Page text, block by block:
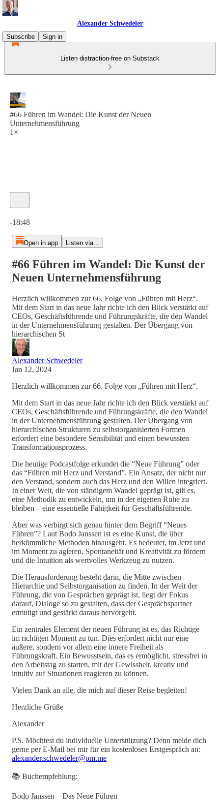
Alexander Schwedeler
Subscribe
Sign in
Listen distraction-free on Substack
#66 Führen im Wandel: Die Kunst der Neuen
Unternehmensführung
1×
-18:48
Open in app Listen via...
#66 Führen im Wandel: Die Kunst der
Neuen Unternehmensführung
Herzlich willkommen zur 66. Folge von „Führen mit Herz“.
Mit dem Start in das neue Jahr richte ich den Blick verstärkt auf
CEOs, Geschäftsführende und Führungskräfte, die den Wandel
in der Unternehmensführung gestalten. Der Übergang von
hierarchischen St
Alexander Schwedeler
Jan 12, 2024
Herzlich willkommen zur 66. Folge von „Führen mit Herz“.
Mit dem Start in das neue Jahr richte ich den Blick verstärkt auf
CEOs, Geschäftsführende und Führungskräfte, die den Wandel
in der Unternehmensführung gestalten. Der Übergang von
hierarchischen Strukturen zu selbstorganisierten Formen
erfordert eine besondere Sensibilität und einen bewussten
Transformationsprozess.
Die heutige Podcastfolge erkundet die “Neue Führung” oder
das “Führen mit Herz und Verstand”. Ein Ansatz, der nicht nur
den Verstand, sondern auch das Herz und den Willen integriert.
In einer Welt, die von ständigem Wandel geprägt ist, gilt es,
eine Methodik zu entwickeln, um in der eigenen Ruhe zu
bleiben – eine essentielle Fähigkeit für Geschäftsführende.
Aber was verbirgt sich genau hinter dem Begriff “Neues
Führen”? Laut Bodo Janssen ist es eine Kunst, die über
herkömmliche Methoden hinausgeht. Es bedeutet, im Jetzt und
im Moment zu agieren, Spontaneität und Kreativität zu fördern
und die Intuition als wertvolles Werkzeug zu nutzen.
Die Herausforderung besteht darin, die Mitte zwischen
Hierarchie und Selbstorganisation zu finden. In der Welt der
Führung, die von Gesprächen geprägt ist, liegt der Fokus
darauf, Dialoge so zu gestalten, dass der Gesprächspartner
ermutigt und gestärkt daraus hervorgeht.
Ein zentrales Element der neuen Führung ist es, das Richtige
im richtigen Moment zu tun. Dies erfordert nicht nur eine
äußere, sondern vor allem eine innere Freiheit als
Führungskraft. Ein Bewusstsein, das es ermöglicht, stressfrei in
den Arbeitstag zu starten, mit der Gewissheit, kreativ und
intuitiv auf Situationen reagieren zu können.
Vielen Dank an alle, die mich auf dieser Reise begleiten!
Herzliche Grüße
Alexander
P.S. Möchtest du individuelle Unterstützung? Denn melde dich
gerne per E-Mail bei mir für ein kostenloses Erstgespräch an:
alexander.schwedeler@pm.me
📚 Buchempfehlung:
Bodo Janssen – Das Neue Führen